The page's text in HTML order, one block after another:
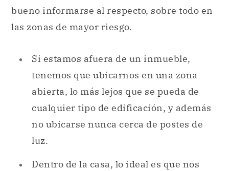
bueno informarse al respecto, sobre todo en
las zonas de mayor riesgo.
Si estamos afuera de un inmueble,
tenemos que ubicarnos en una zona
abierta, lo más lejos que se pueda de
cualquier tipo de edificación, y además
no ubicarse nunca cerca de postes de
luz.
Dentro de la casa, lo ideal es que nos